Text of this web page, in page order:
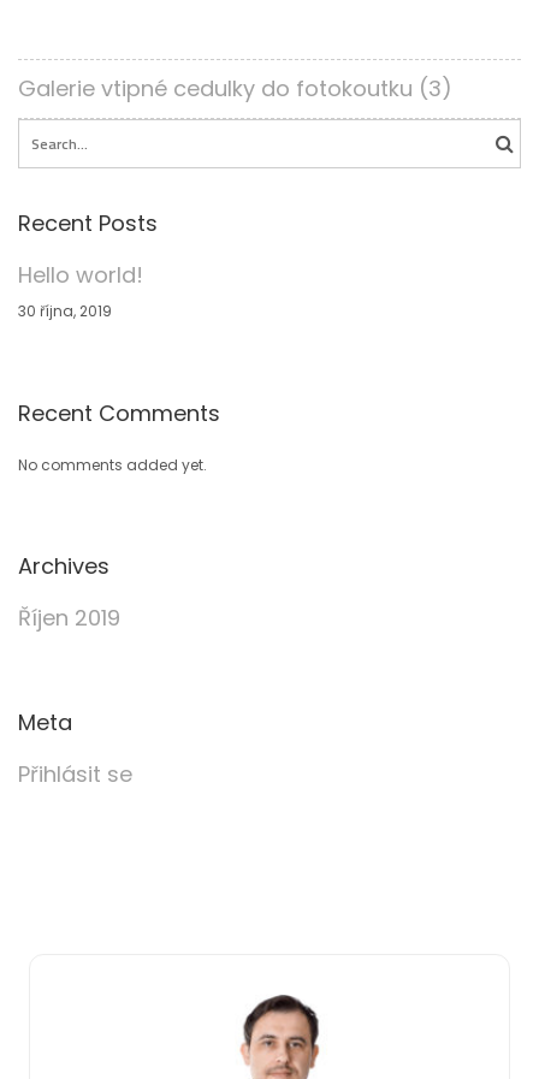
Galerie vtipné cedulky do fotokoutku (3)
Search for:
Recent Posts
Hello world!
30 října, 2019
Recent Comments
No comments added yet.
Archives
Říjen 2019
Meta
Přihlásit se